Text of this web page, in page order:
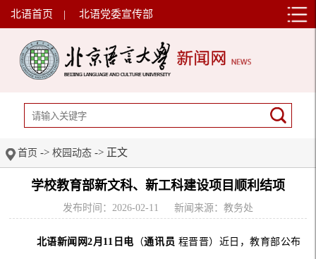
北语首页 | 北语党委宣传部
首页 -> 校园动态 -> 正文
学校教育部新文科、新工科建设项目顺利结项
发布时间：2026-02-11 新闻来源：教务处
北语新闻网2月11日电 （通讯员 程晋晋）近日，教育部公布